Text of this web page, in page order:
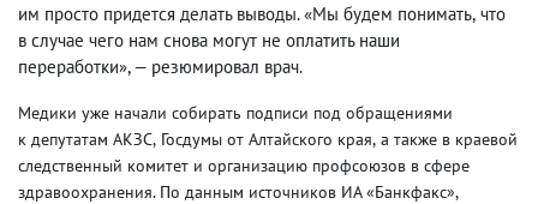
им просто придется делать выводы. «Мы будем понимать, что
в случае чего нам снова могут не оплатить наши
переработки», — резюмировал врач.
Медики уже начали собирать подписи под обращениями
к депутатам АКЗС, Госдумы от Алтайского края, а также в краевой
следственный комитет и организацию профсоюзов в сфере
здравоохранения. По данным источников ИА «Банкфакс»,